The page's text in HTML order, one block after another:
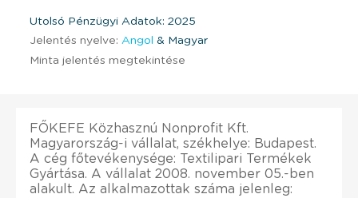
Utolsó Pénzügyi Adatok: 2025
Jelentés nyelve: Angol & Magyar
Minta jelentés megtekintése
FŐKEFE Közhasznú Nonprofit Kft.
Magyarország-i vállalat, székhelye: Budapest.
A cég főtevékenysége: Textilipari Termékek
Gyártása. A vállalat 2008. november 05.-ben
alakult. Az alkalmazottak száma jelenleg: